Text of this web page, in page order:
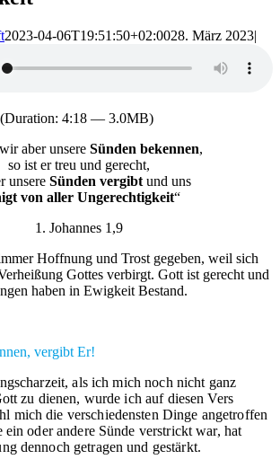
2023-04-06T19:51:50+02:0028. März 2023|
(Duration: 4:18 — 3.0MB)
aber unsere Sünden bekennen,
so ist er treu und gerecht,
unsere Sünden vergibt und uns
von aller Ungerechtigkeit“
1. Johannes 1,9
Hoffnung und Trost gegeben, weil sich
Gottes verbirgt. Gott ist gerecht und
haben in Ewigkeit Bestand.
vergibt Er!
als ich mich noch nicht ganz
zu dienen, wurde ich auf diesen Vers
mich die verschiedensten Dinge angetroffen
oder andere Sünde verstrickt war, hat
dennoch getragen und gestärkt.